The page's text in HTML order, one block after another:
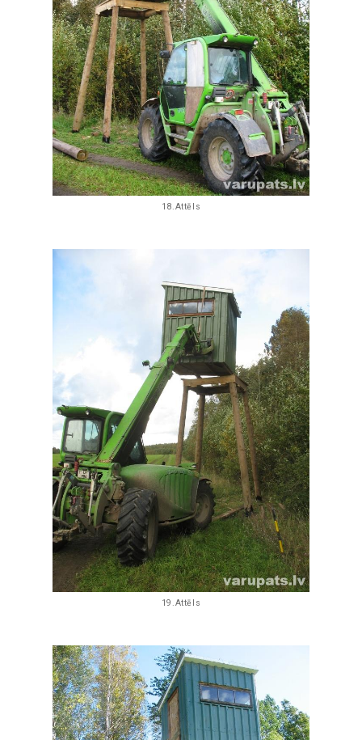
18.Attēls
19.Attēls